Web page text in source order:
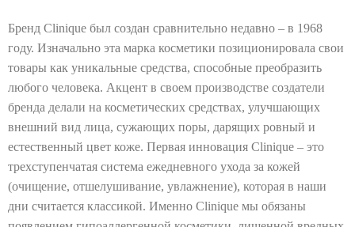
ф
ю
м
е
р
е
р
х
у
Бренд Clinique был создан сравнительно недавно – в 1968
году. Изначально эта марка косметики позиционировала свои
товары как уникальные средства, способные преобразить
любого человека. Акцент в своем производстве создатели
бренда делали на косметических средствах, улучшающих
внешний вид лица, сужающих поры, дарящих ровный и
естественный цвет коже. Первая инновация Clinique – это
трехступенчатая система ежедневного ухода за кожей
(очищение, отшелушивание, увлажнение), которая в наши
дни считается классикой. Именно Clinique мы обязаны